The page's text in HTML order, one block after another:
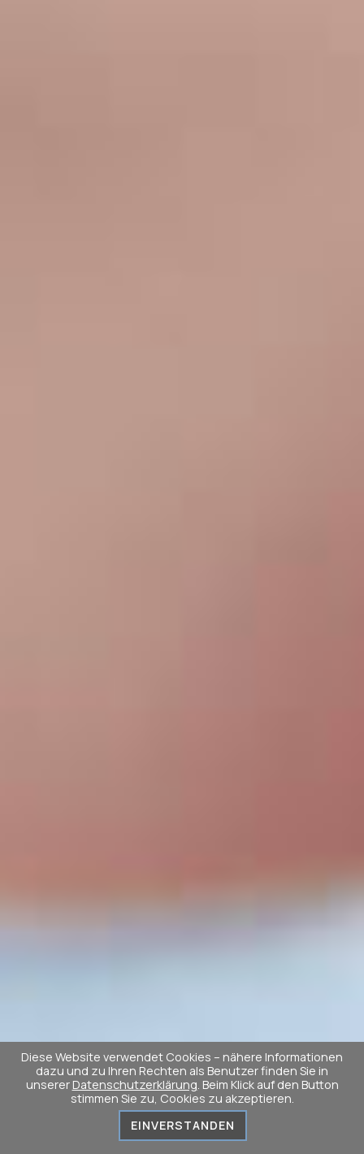
Diese Website verwendet Cookies – nähere Informationen
dazu und zu Ihren Rechten als Benutzer finden Sie in
unserer Datenschutzerklärung. Beim Klick auf den Button
stimmen Sie zu, Cookies zu akzeptieren.
EINVERSTANDEN